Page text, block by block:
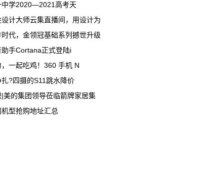
中学2020—2021高考天
计大师云集直播间，用设计为
代，金领冠基础系列撼世升级
手Cortana正式登陆i
一起吃鸡！360 手机 N
?四摄的S11跳水降价
美的集团领导莅临箭牌家居集
型抢购地址汇总